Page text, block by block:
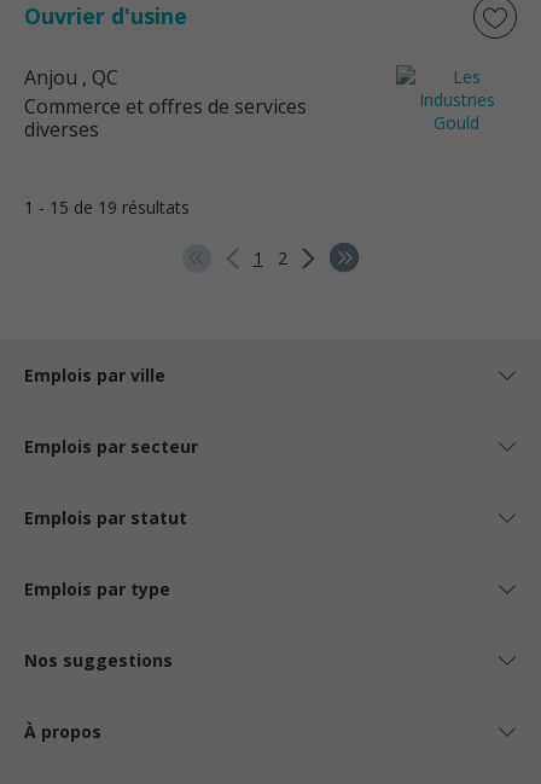
Ouvrier d'usine
Anjou , QC
Commerce et offres de services
diverses
1 - 15 de 19 résultats
1 2
Emplois par ville
Emplois par secteur
Emplois par statut
Emplois par type
Nos suggestions
À propos